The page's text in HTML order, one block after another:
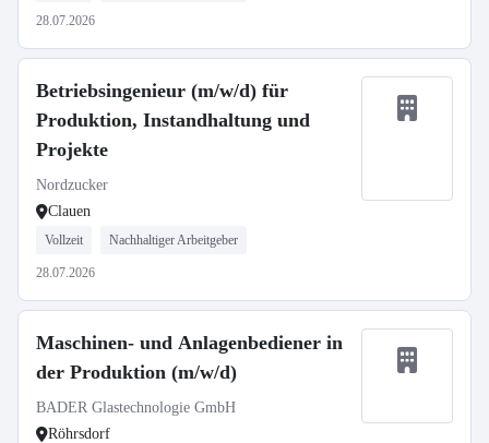
28.07.2026
Betriebsingenieur (m/w/d) für
Produktion, Instandhaltung und
Projekte
Nordzucker
Clauen
Vollzeit Nachhaltiger Arbeitgeber
28.07.2026
Maschinen- und Anlagenbediener in
der Produktion (m/w/d)
BADER Glastechnologie GmbH
Röhrsdorf